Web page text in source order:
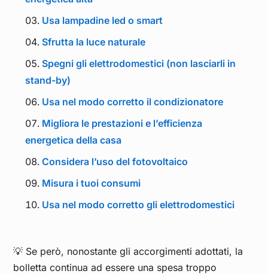
Usa lampadine led o smart
Sfrutta la luce naturale
Spegni gli elettrodomestici (non lasciarli in
stand-by)
Usa nel modo corretto il condizionatore
Migliora le prestazioni e l’efficienza
energetica della casa
Considera l’uso del fotovoltaico
Misura i tuoi consumi
Usa nel modo corretto gli elettrodomestici
💡 Se però, nonostante gli accorgimenti adottati, la
bolletta continua ad essere una spesa troppo